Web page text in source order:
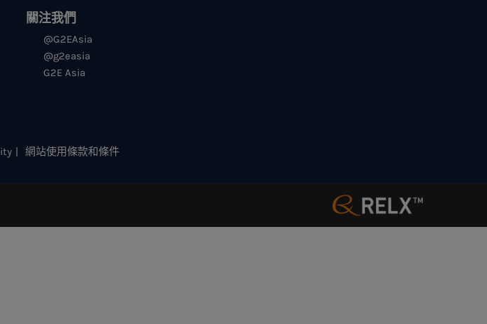
關注我們
@G2EAsia
@g2easia
G2E Asia
網站使用條款和條件